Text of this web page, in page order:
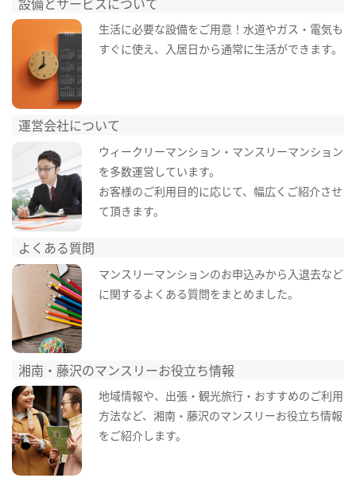
生活に必要な設備をご用意！水道やガス・電気も
すぐに使え、入居日から通常に生活ができます。
運営会社について
ウィークリーマンション・マンスリーマンション
を多数運営しています。
お客様のご利用目的に応じて、幅広くご紹介させ
て頂きます。
よくある質問
マンスリーマンションのお申込みから入退去など
に関するよくある質問をまとめました。
湘南・藤沢のマンスリーお役立ち情報
地域情報や、出張・観光旅行・おすすめのご利用
方法など、湘南・藤沢のマンスリーお役立ち情報
をご紹介します。